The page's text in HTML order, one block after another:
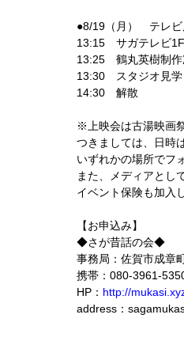
●8/19（月） テレビ
13:15 サガテレビ
13:25 鶴丸英樹制作
13:30 スタジオ見学
14:30 解散
※上映会は古湯映画
つきましては、日時
いずれかの場所でフ
また、メディアとし
イベント保険も加入
【お申込み】
◆さが昔話の会◆
事務局：佐賀市成章
携帯：080-3961-
HP： http://
address：